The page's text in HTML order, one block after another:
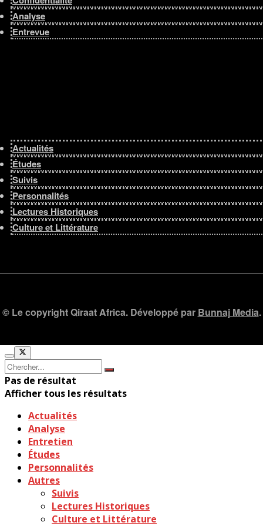
Analyse
Entrevue
Actualités
Études
Suivis
Personnalités
Lectures Historiques
Culture et Littérature
© Le copyright Qiraat Africa. Développé par Bunnaj Media.
Pas de résultat
Afficher tous les résultats
Actualités
Analyse
Entretien
Études
Personnalités
Autres
Suivis
Lectures Historiques
Culture et Littérature